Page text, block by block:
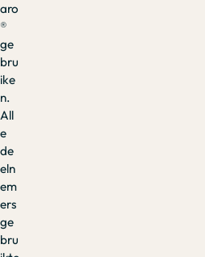
aro
®
ge
bru
ike
n.
All
e
de
eln
em
ers
ge
bru